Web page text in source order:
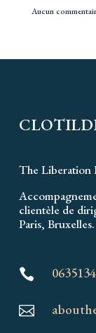
Aucun
The Liberation
clientèle de
Paris, Bruxelles.

